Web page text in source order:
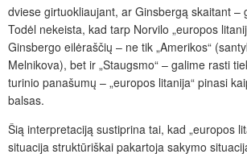
dviese girtuokliaujant, ar Ginsbergą skaitant –
Todėl nekeista, kad tarp Norvilo „europos
Ginsbergo eilėraščių – ne tik „Amerikos“
Melnikova), bet ir „Staugsmo“ – galime rasti
turinio panašumų – „europos litanija“ pinasi
balsas.
Šią interpretaciją sustiprina tai, kad „europos
situacija struktūriškai pakartoja sakymo